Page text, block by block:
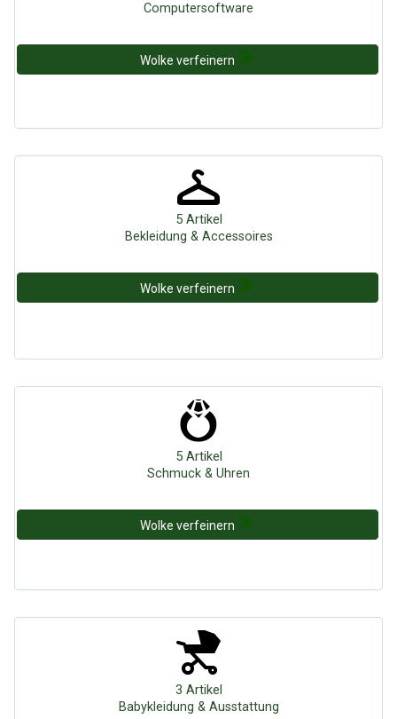
Computersoftware
Wolke verfeinern
5 Artikel
Bekleidung & Accessoires
Wolke verfeinern
5 Artikel
Schmuck & Uhren
Wolke verfeinern
3 Artikel
Babykleidung & Ausstattung